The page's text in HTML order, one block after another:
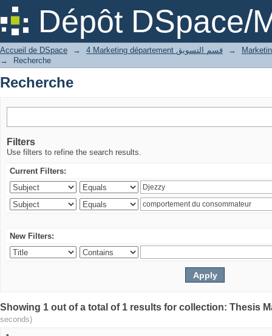
Dépôt DSpace/
Recherche
Accueil de DSpace → 4 Marketing département قسم التسويق
→
→
Recherche
Recherche
Filters
Use filters to refine the search results.
Current Filters:
New Filters:
seconds)